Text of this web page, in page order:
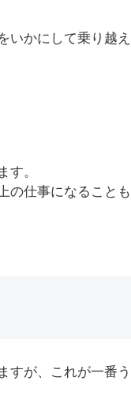
いかにして乗り越
す。
の仕事になることも
すが、これが一番う